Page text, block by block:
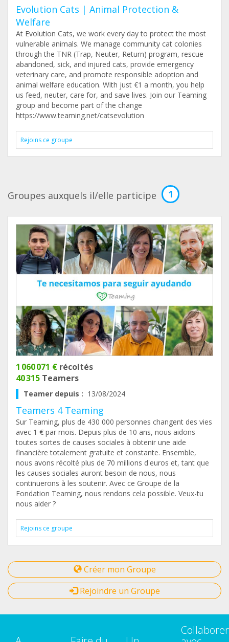
Evolution Cats | Animal Protection &
Welfare
At Evolution Cats, we work every day to protect the most
vulnerable animals. We manage community cat colonies
through the TNR (Trap, Neuter, Return) program, rescue
abandoned, sick, and injured cats, provide emergency
veterinary care, and promote responsible adoption and
animal welfare education. With just €1 a month, you help
us feed, neuter, care for, and save lives. Join our Teaming
group and become part of the change
https://www.teaming.net/catsevolution
Rejoins ce groupe
Groupes auxquels il/elle participe 1
1 060 071 € récoltés
40 315 Teamers
Teamer depuis : 13/08/2024
Teamers 4 Teaming
Sur Teaming, plus de 430 000 personnes changent des vies
avec 1 € par mois. Depuis plus de 10 ans, nous aidons
toutes sortes de causes sociales à obtenir une aide
financière totalement gratuite et constante. Ensemble,
nous avons récolté plus de 70 millions d'euros et, tant que
les causes sociales auront besoin de nous, nous
continuerons à les soutenir. Avec ce Groupe de la
Fondation Teaming, nous rendons cela possible. Veux-tu
nous aider ?
Rejoins ce groupe
Créer mon Groupe
Rejoindre un Groupe
Collaborer